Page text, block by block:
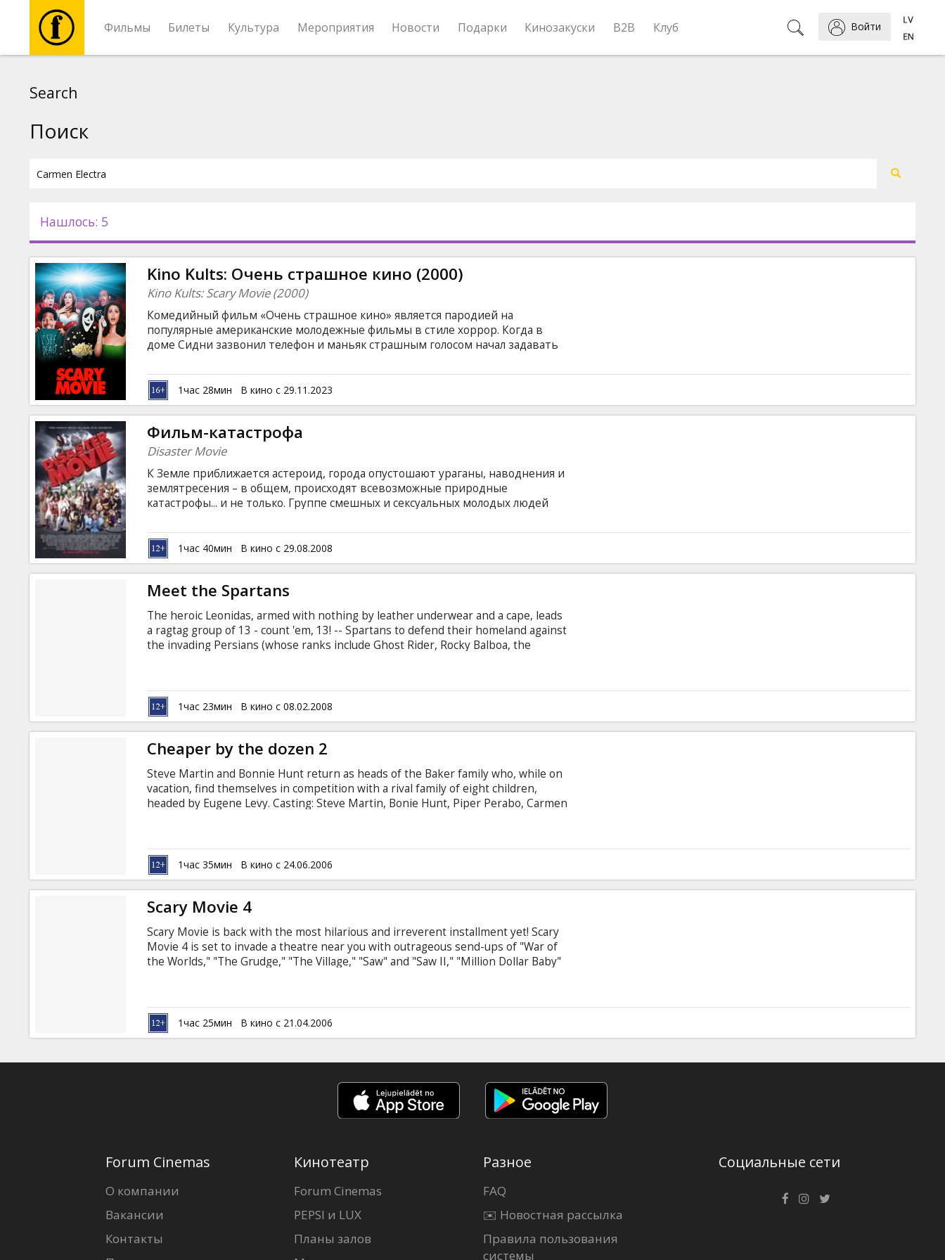
Фильмы Билеты Культура Мероприятия Новости Подарки Кинозакуски B2B Клуб Войти
Новости
Подарки
Кинозакуски
B2B
Клуб
Search
Поиск
Нашлось: 5
Kino Kults: Очень страшное кино (2000)
Kino Kults: Scary Movie (2000)
Комедийный фильм «Очень страшное кино» является пародией на
популярные американские молодежные фильмы в стиле хоррор. Когда в
доме Сидни зазвонил телефон и маньяк страшным голосом начал задавать
убийцей в игру «найди меня». Kровожадный маньяк в маске и с ножом в
руках, мочит всех школьников, а ровно через год некто таинственный
терроризирует компашку студентов, сбивших попьяни пешехода.
1час 28мин В кино с 29.11.2023
Фильм-катастрофа
Disaster Movie
К Земле приближается астероид, города опустошают ураганы, наводнения и
землятресения – в общем, происходят всевозможные природные
катастрофы... и не только. Группе смешных и сексуальных молодых людей
разгадывать всяческие тайны, а главное – останавливать творящийся на
Земле хаос. В фильме спародированы кассовые голливудские хиты
последнего времени, такие как «Индиана Джонс», «Секс в большом городе»
и др. В ролях: Carmen Electra, Matt Lanter, Crista Flanagan, Michelle Lang u.c.
1час 40мин В кино с 29.08.2008
Meet the Spartans
The heroic Leonidas, armed with nothing by leather underwear and a cape, leads
a ragtag group of 13 - count 'em, 13! -- Spartans to defend their homeland against
the invading Persians (whose ranks include Ghost Rider, Rocky Balboa, the
Movie in English with subtitles in Latvian and Russian.
1час 23мин В кино с 08.02.2008
Cheaper by the dozen 2
Steve Martin and Bonnie Hunt return as heads of the Baker family who, while on
vacation, find themselves in competition with a rival family of eight children,
headed by Eugene Levy. Casting: Steve Martin, Bonie Hunt, Piper Perabo, Carmen
1час 35мин В кино с 24.06.2006
Scary Movie 4
Scary Movie is back with the most hilarious and irreverent installment yet! Scary
Movie 4 is set to invade a theatre near you with outrageous send-ups of "War of
the Worlds," "The Grudge," "The Village," "Saw" and "Saw II," "Million Dollar Baby"
reunite to take aim at some of the best fright films, the latest box office hits,
music, current events, pop culture, and your favorite celebrities.
1час 25мин В кино с 21.04.2006
Forum Cinemas
О компании
Вакансии
Контакты
Кинотеатр
Forum Cinemas
PEPSI и LUX
Планы залов
Разное
FAQ
✉️ Новостная рассылка
Правила пользования
системы
Социальные сети